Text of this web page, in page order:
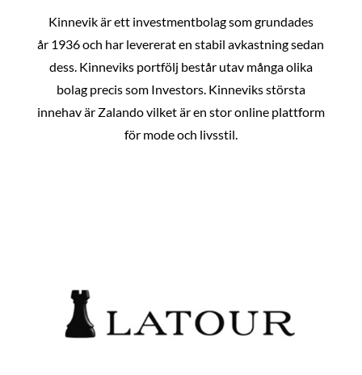
Kinnevik är ett investmentbolag som grundades
år 1936 och har levererat en stabil avkastning sedan
dess. Kinneviks portfölj består utav många olika
bolag precis som Investors. Kinneviks största
innehav är Zalando vilket är en stor online plattform
för mode och livsstil.